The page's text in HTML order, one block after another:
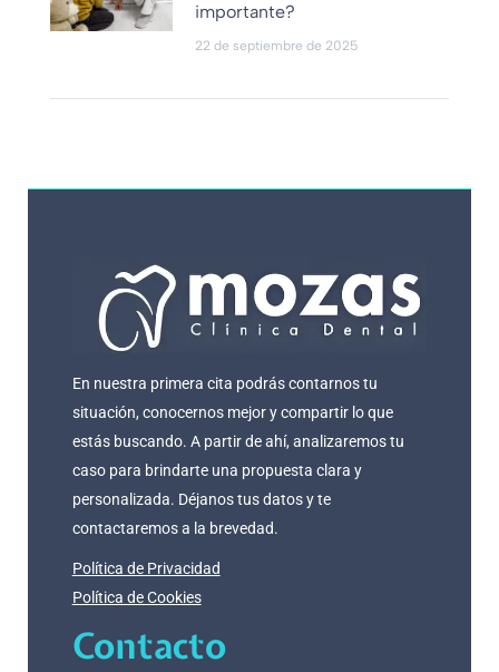
importante?
22 de septiembre de 2025
En nuestra primera cita podrás contarnos tu
situación, conocernos mejor y compartir lo que
estás buscando. A partir de ahí, analizaremos tu
caso para brindarte una propuesta clara y
personalizada. Déjanos tus datos y te
contactaremos a la brevedad.
Política de Privacidad
Política de Cookies
Contacto